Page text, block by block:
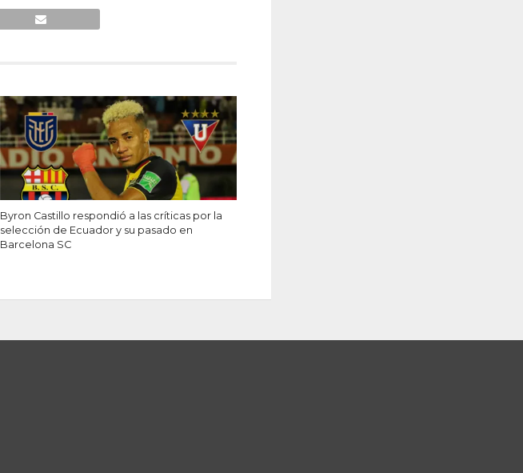
Byron Castillo respondió a las críticas por la
selección de Ecuador y su pasado en
Barcelona SC